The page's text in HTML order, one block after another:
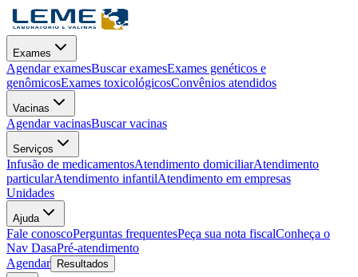
Exames
Agendar examesBuscar examesExames genéticos e
genômicosExames toxicológicosConvênios atendidos
Vacinas
Agendar vacinasBuscar vacinas
Serviços
Infusão de medicamentosAtendimento domiciliarAtendimento
particularAtendimento infantilAtendimento em empresas
Unidades
Ajuda
Fale conoscoPerguntas frequentesPeça sua nota fiscalConheça o
Nav DasaPré-atendimento
Agendar
Resultados